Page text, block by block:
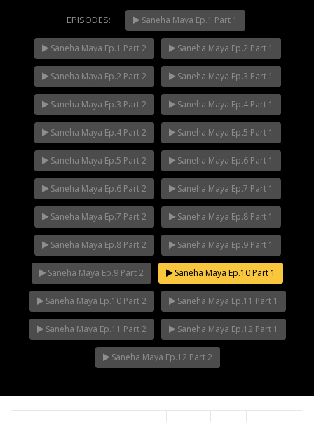
NOW PLAYING Mani Nakha Ep.14
EPISODES: Saneha Maya Ep.1 Part 1
Saneha Maya Ep.1 Part 2 Saneha Maya Ep.2 Part 1
Saneha Maya Ep.2 Part 2 Saneha Maya Ep.3 Part 1
Saneha Maya Ep.3 Part 2 Saneha Maya Ep.4 Part 1
Saneha Maya Ep.4 Part 2 Saneha Maya Ep.5 Part 1
Saneha Maya Ep.5 Part 2 Saneha Maya Ep.6 Part 1
Saneha Maya Ep.6 Part 2 Saneha Maya Ep.7 Part 1
Saneha Maya Ep.7 Part 2 Saneha Maya Ep.8 Part 1
Saneha Maya Ep.8 Part 2 Saneha Maya Ep.9 Part 1
Saneha Maya Ep.9 Part 2 Saneha Maya Ep.10 Part 1
Saneha Maya Ep.10 Part 2 Saneha Maya Ep.11 Part 1
Saneha Maya Ep.11 Part 2 Saneha Maya Ep.12 Part 1
Saneha Maya Ep.12 Part 2